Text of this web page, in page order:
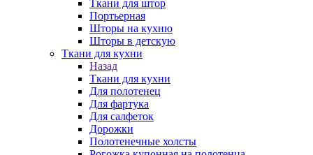
Ткани для штор
Портьерная
Шторы на кухню
Шторы в детскую
Ткани для кухни
Назад
Ткани для кухни
Для полотенец
Для фартука
Для салфеток
Дорожки
Полотенечные холсты